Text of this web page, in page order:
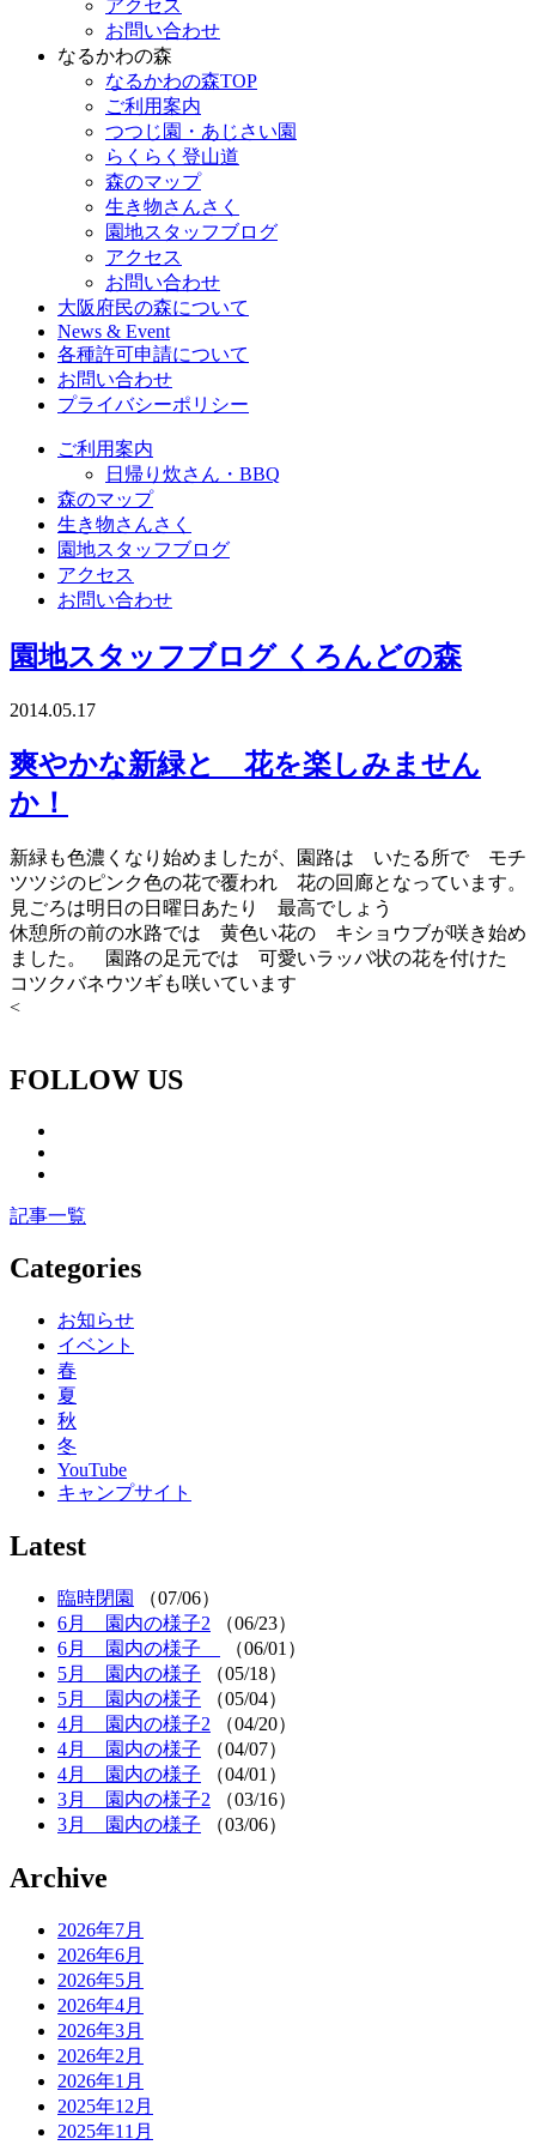
アクセス
お問い合わせ
なるかわの森
なるかわの森TOP
ご利用案内
つつじ園・あじさい園
らくらく登山道
森のマップ
生き物さんさく
園地スタッフブログ
アクセス
お問い合わせ
大阪府民の森について
News & Event
各種許可申請について
お問い合わせ
プライバシーポリシー
ご利用案内
日帰り炊さん・BBQ
森のマップ
生き物さんさく
園地スタッフブログ
アクセス
お問い合わせ
園地スタッフブログ くろんどの森
2014.05.17
爽やかな新緑と 花を楽しみません
か！
新緑も色濃くなり始めましたが、園路は いたる所で モチ
ツツジのピンク色の花で覆われ 花の回廊となっています。
見ごろは明日の日曜日あたり 最高でしょう
休憩所の前の水路では 黄色い花の キショウブが咲き始め
ました。 園路の足元では 可愛いラッパ状の花を付けた
コツクバネウツギも咲いています
<
FOLLOW US
記事一覧
Categories
お知らせ
イベント
春
夏
秋
冬
YouTube
キャンプサイト
Latest
臨時閉園
（07/06）
6月 園内の様子2
（06/23）
6月 園内の様子
（06/01）
5月 園内の様子
（05/18）
5月 園内の様子
（05/04）
4月 園内の様子2
（04/20）
4月 園内の様子
（04/07）
4月 園内の様子
（04/01）
3月 園内の様子2
（03/16）
3月 園内の様子
（03/06）
Archive
2026年7月
2026年6月
2026年5月
2026年4月
2026年3月
2026年2月
2026年1月
2025年12月
2025年11月